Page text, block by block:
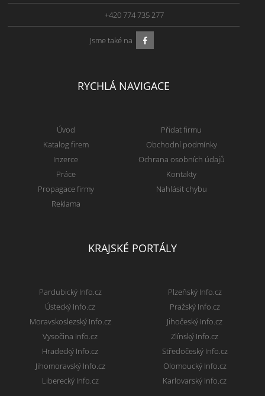
+420 774 735 277
Jsme také na
RYCHLÁ NAVIGACE
Úvod
Katalog firem
Inzerce
Práce
Propagace firmy
Reklama
Přidat firmu
Obchodní podmínky
Ochrana osobních údajů
Kontakty
Nahlásit chybu
KRAJSKÉ PORTÁLY
Pardubický Info.cz
Ústecký Info.cz
Moravskoslezský Info.cz
Vysočina Info.cz
Hradecký Info.cz
Jihomoravský Info.cz
Liberecký Info.cz
Plzeňský Info.cz
Pražský Info.cz
Jihočeský Info.cz
Zlínský Info.cz
Středočeský Info.cz
Olomoucký Info.cz
Karlovarský Info.cz